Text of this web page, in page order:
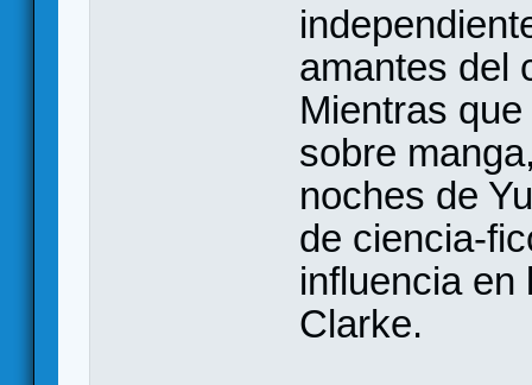
amantes del
Mientras
sobre
noches de
de ciencia-
influencia en
Clarke.